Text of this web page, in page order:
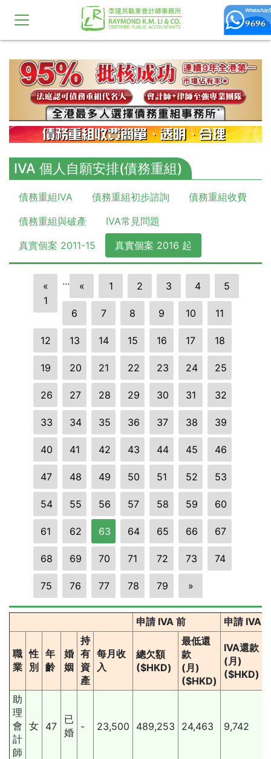
10,11,12,13,14,15,16,17,18,19,20
IVA 個人自願安排(債務重組)
債務重組IVA 債務重組初步諮詢
債務重組收費
債務重組與破產
IVA常見問題
真實個案 2011-15
真實個案 2016 起
«
1
... « 1 2 3 4 5
6 7 8 9 10 11
12 13 14 15 16 17 18
19 20 21 22 23 24 25
26 27 28 29 30 31 32
33 34 35 36 37 38 39
40 41 42 43 44 45 46
47 48 49 50 51 52 53
54 55 56 57 58 59 60
61 62 63 64 65 66 67
68 69 70 71 72 73 74
75 76 77 78 79 »
申請 IVA 前 申請 IVA
職
業
性
別
年
齡
婚
姻
持
有
資
產
每月收
入
總欠額
($HKD)
最低還
款
(月)
($HKD)
IVA還款
(月)
($HKD)
助
理
會
計
師
女 47
已
婚
- 23,500 489,253 24,463 9,742